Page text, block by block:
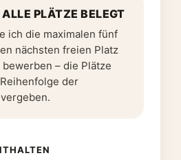
PLÄTZE BELEGT
ich die maximalen fünf
nächsten freien Platz
– die Plätze
der